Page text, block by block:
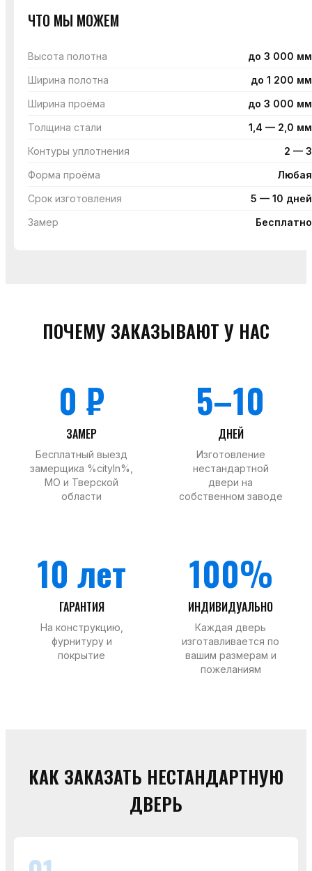
ЧТО МЫ МОЖЕМ
Высота полотна
до 3 000 мм
Ширина полотна
до 1 200 мм
Ширина проёма
до 3 000 мм
Толщина стали
1,4 — 2,0 мм
Контуры уплотнения
2 — 3
Форма проёма
Любая
Срок изготовления
5 — 10 дней
Замер
Бесплатно
ПОЧЕМУ ЗАКАЗЫВАЮТ У НАС
0 ₽
ЗАМЕР
Бесплатный выезд
замерщика %cityIn%,
МО и Тверской
области
5–10
ДНЕЙ
Изготовление
нестандартной
двери на
собственном заводе
10 лет
ГАРАНТИЯ
На конструкцию,
фурнитуру и
покрытие
100%
ИНДИВИДУАЛЬНО
Каждая дверь
изготавливается по
вашим размерам и
пожеланиям
КАК ЗАКАЗАТЬ НЕСТАНДАРТНУЮ
ДВЕРЬ